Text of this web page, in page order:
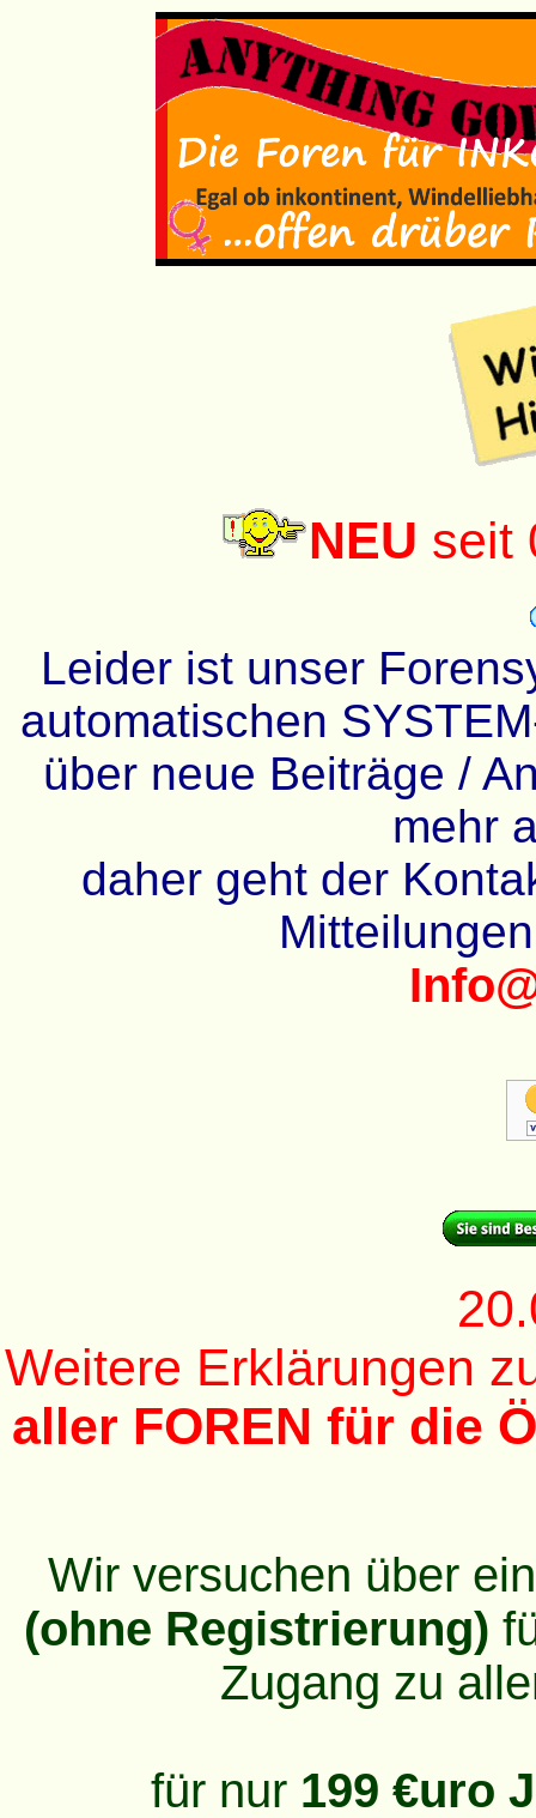
NEU seit
Leider ist unser
automatischen
über neue Beiträge /
mehr
daher geht der
Weitere Erklärungen
aller FOREN für die
Wir versuchen über
(ohne Registrierung)
Zugang zu
für nur 199 €uro